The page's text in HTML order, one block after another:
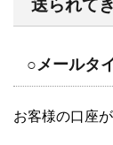
送られて
○メールタ
お客様の口座